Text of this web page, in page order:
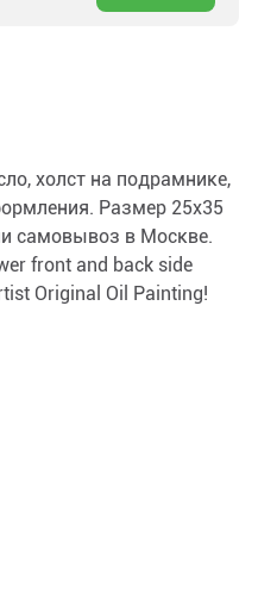
холст на подрамнике,
Размер 25х35
самовывоз в Москве.
front and back side
Original Oil Painting!
OF ANY KIND This is
by professional artist!